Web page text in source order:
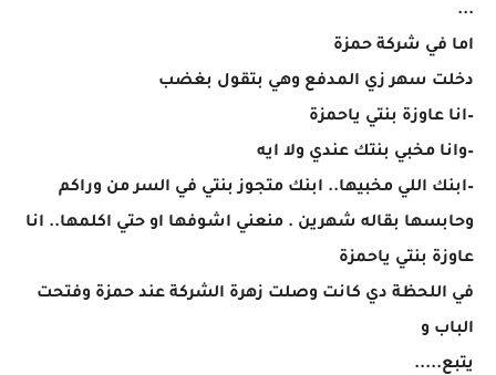
...
اما في شركة حمزة
دخلت سهر زي المدفع وهي بتقول بغضب
–انا عاوزة بنتي ياحمزة
–وانا مخبي بنتك عندي ولا ايه
–ابنك اللي مخبيها.. ابنك متجوز بنتي في السر من وراكم
وحابسها بقاله شهرين . منعني اشوفها او حتي اكلمها.. انا
عاوزة بنتي ياحمزة
في اللحظة دي كانت وصلت زهرة الشركة عند حمزة وفتحت
الباب و
يتبع.....